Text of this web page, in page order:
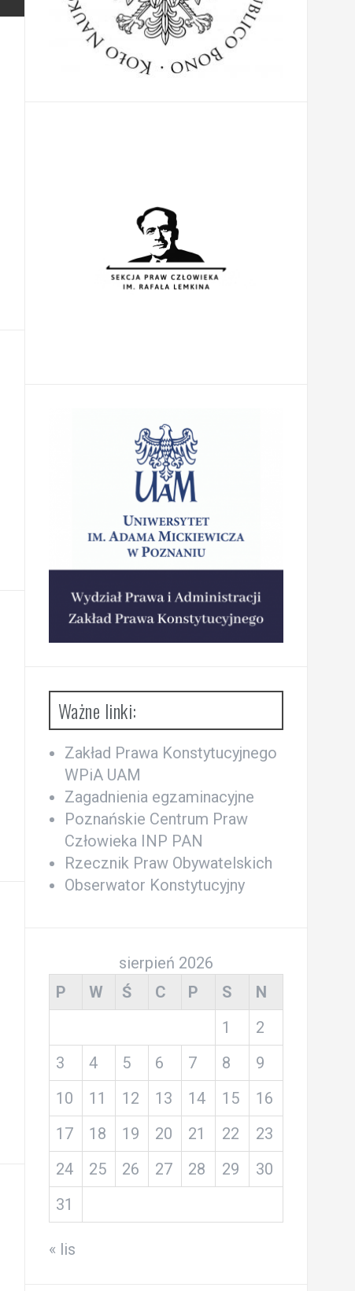
Ważne linki:
Zakład Prawa Konstytucyjnego
WPiA UAM
Zagadnienia egzaminacyjne
Poznańskie Centrum Praw
Człowieka INP PAN
Rzecznik Praw Obywatelskich
Obserwator Konstytucyjny
sierpień 2026
P
W Ś C P S
N
1
2
3
4 5 6 7 8
9
10
11 12 13 14 15
16
17
18 19 20 21 22
23
24
25 26 27 28 29
30
31
« lis